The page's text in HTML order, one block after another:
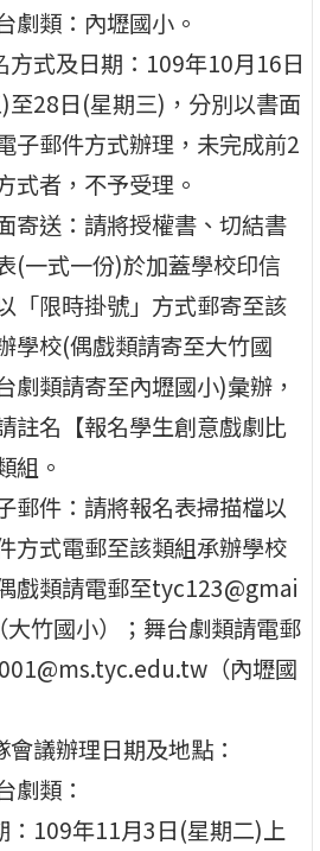
劇類：內壢國小。
方式及日期：109年10月16日
至28日(星期三)，分別以書面
子郵件方式辦理，未完成前2
式者，不予受理。
寄送：請將授權書、切結書
(一式一份)於加蓋學校印信
「限時掛號」方式郵寄至該
學校(偶戲類請寄至大竹國
劇類請寄至內壢國小)彙辦，
註名【報名學生創意戲劇比
組。
郵件：請將報名表掃描檔以
方式電郵至該類組承辦學校
戲類請電郵至tyc123@gmai
竹國小）；舞台劇類請電郵
（內壢國
會議辦理日期及地點：
劇類：
：109年11月3日(星期二)上